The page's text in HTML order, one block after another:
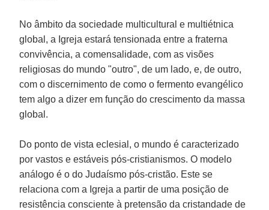
No âmbito da sociedade multicultural e multiétnica
global, a Igreja estará tensionada entre a fraterna
convivência, a comensalidade, com as visões
religiosas do mundo "outro", de um lado, e, de outro,
com o discernimento de como o fermento evangélico
tem algo a dizer em função do crescimento da massa
global.
Do ponto de vista eclesial, o mundo é caracterizado
por vastos e estáveis pós-cristianismos. O modelo
análogo é o do Judaísmo pós-cristão. Este se
relaciona com a Igreja a partir de uma posição de
resistência consciente à pretensão da cristandade de